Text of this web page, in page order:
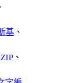
基 、
、